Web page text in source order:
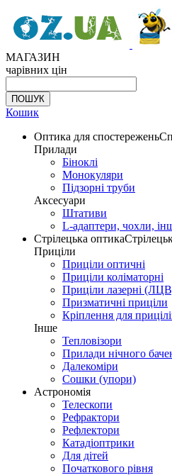
МАГАЗИН
чарівних цін
Кошик
Оптика для спостережень
Прилади
Біноклі
Монокуляри
Підзорні труби
Аксесуари
Штативи
L-адаптери, чохли,
Стрілецька оптика
Приціли
Приціли оптичні
Приціли коліматорні
Приціли лазерні
Призматичні приціли
Кріплення для
Інше
Тепловізори
Прилади нічного
Далекоміри
Сошки (упори)
Астрономія
Телескопи
Рефрактори
Рефлектори
Катадіоптрики
Для дітей
Початкового рівня